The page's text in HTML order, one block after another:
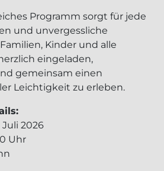
Programm sorgt für jede
und unvergessliche
Kinder und alle
eingeladen,
gemeinsam einen
Leichtigkeit zu erleben.
Juli 2026
Uhr